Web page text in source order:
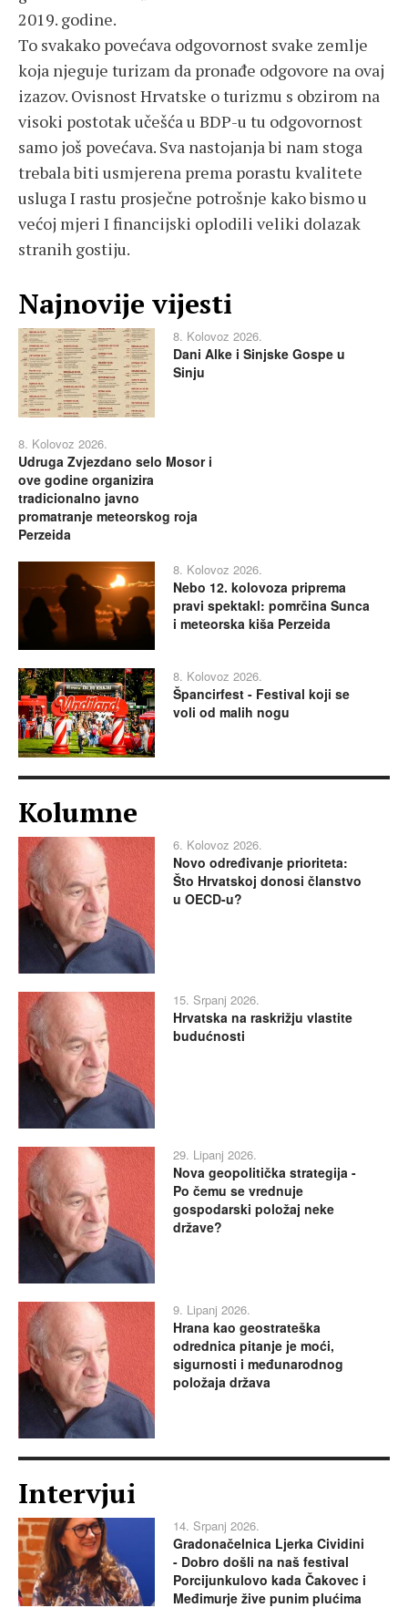
2019. godine.
To svakako povećava odgovornost svake zemlje
koja njeguje turizam da pronađe odgovore na ovaj
izazov. Ovisnost Hrvatske o turizmu s obzirom na
visoki postotak učešća u BDP-u tu odgovornost
samo još povećava. Sva nastojanja bi nam stoga
trebala biti usmjerena prema porastu kvalitete
usluga I rastu prosječne potrošnje kako bismo u
većoj mjeri I financijski oplodili veliki dolazak
stranih gostiju.
Najnovije vijesti
8. Kolovoz 2026.
Dani Alke i Sinjske Gospe u
Sinju
8. Kolovoz 2026.
Udruga Zvjezdano selo Mosor i
ove godine organizira
tradicionalno javno
promatranje meteorskog roja
Perzeida
8. Kolovoz 2026.
Nebo 12. kolovoza priprema
pravi spektakl: pomrčina Sunca
i meteorska kiša Perzeida
8. Kolovoz 2026.
Špancirfest - Festival koji se
voli od malih nogu
Kolumne
6. Kolovoz 2026.
Novo određivanje prioriteta:
Što Hrvatskoj donosi članstvo
u OECD-u?
15. Srpanj 2026.
Hrvatska na raskrižju vlastite
budućnosti
29. Lipanj 2026.
Nova geopolitička strategija -
Po čemu se vrednuje
gospodarski položaj neke
države?
9. Lipanj 2026.
Hrana kao geostrateška
odrednica pitanje je moći,
sigurnosti i međunarodnog
položaja država
Intervjui
14. Srpanj 2026.
Gradonačelnica Ljerka Cividini
- Dobro došli na naš festival
Porcijunkulovo kada Čakovec i
Međimurje žive punim plućima